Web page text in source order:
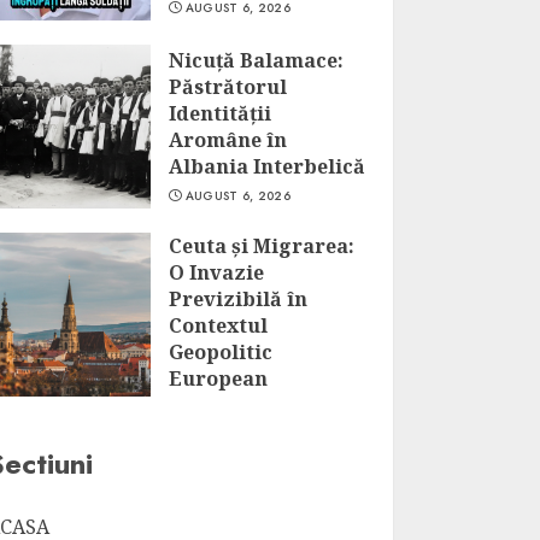
AUGUST 6, 2026
Nicuță Balamace:
Păstrătorul
Identității
Aromâne în
Albania Interbelică
AUGUST 6, 2026
Ceuta și Migrarea:
O Invazie
Previzibilă în
Contextul
Geopolitic
European